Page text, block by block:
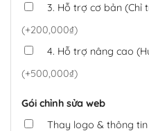
3. Hỗ trợ cơ bản (Chỉ
(+200,000₫)
4. Hỗ trợ nâng cao
(+500,000₫)
Gói chỉnh sửa web
Thay logo & thông